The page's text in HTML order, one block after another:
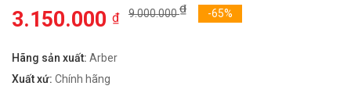
3.150.000 ₫ 9.000.000₫ -65%
Hãng sản xuất: Arber
Xuất xứ: Chính hãng